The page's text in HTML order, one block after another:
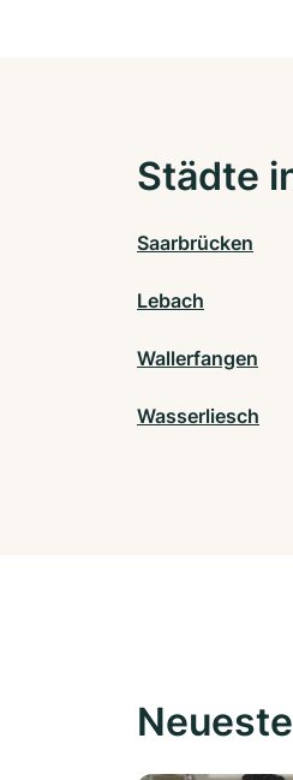
Städte
Saarbrücken
Lebach
Wallerfangen
Wasserliesch